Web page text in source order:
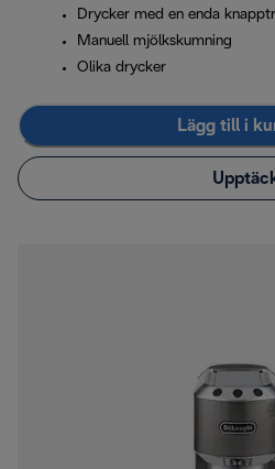
Drycker med en enda
Manuell mjölkskumning
Olika drycker
Lägg till i